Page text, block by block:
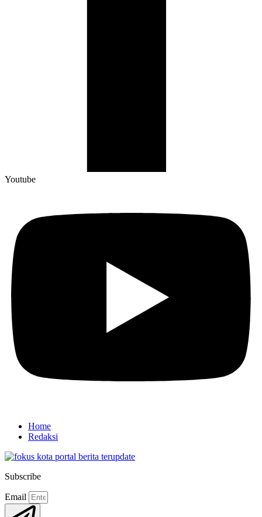
Youtube
Home
Redaksi
Subscribe
Email